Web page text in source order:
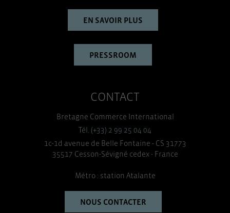
EN SAVOIR PLUS
PRESSROOM
CONTACT
Bretagne Commerce International
Tél. (+33) 2 99 25 04 04
1c-1d avenue de Belle Fontaine - CS 31773
35517 Cesson-Sévigné cedex - France
Métro : station Atalante
NOUS CONTACTER